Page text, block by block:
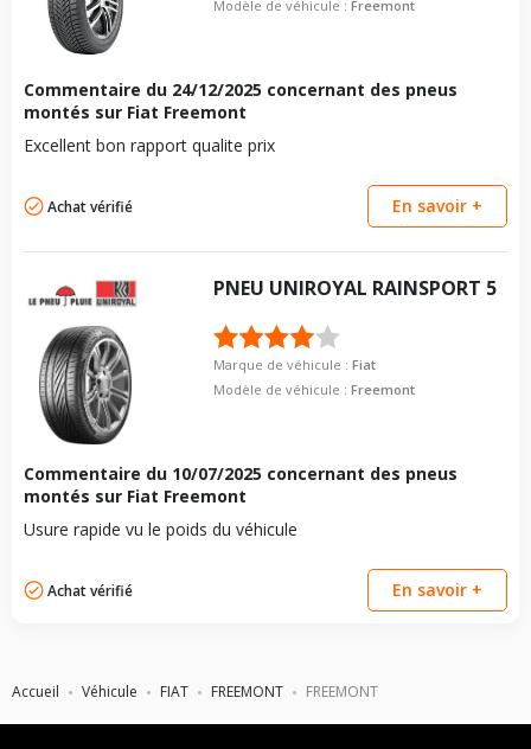
Accueil Véhicule FIAT FREEMONT FREEMONT
Modèle de véhicule : Freemont
Commentaire du 24/12/2025 concernant des pneus
montés sur Fiat Freemont
Excellent bon rapport qualite prix
Achat vérifié En savoir +
PNEU UNIROYAL RAINSPORT 5
Marque de véhicule : Fiat
Modèle de véhicule : Freemont
Commentaire du 10/07/2025 concernant des pneus
montés sur Fiat Freemont
Usure rapide vu le poids du véhicule
Achat vérifié En savoir +